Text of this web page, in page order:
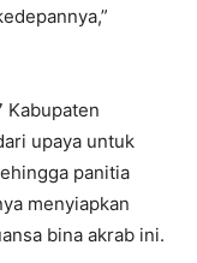
Kabupaten
upaya untuk
panitia
menyiapkan
bina akrab ini.